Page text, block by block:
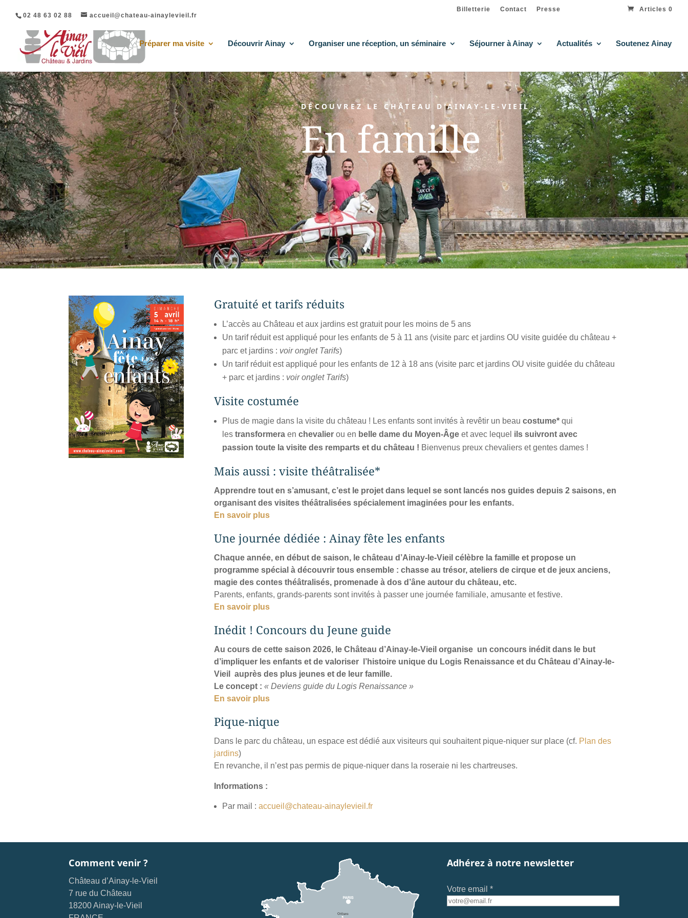
02 48 63 02 88 accueil@chateau-ainaylevieil.fr
Billetterie Contact Presse Articles 0
Préparer ma visite Découvrir Ainay Organiser une réception, un séminaire Séjourner à Ainay Actualités Soutenez Ainay
DÉCOUVREZ LE CHÂTEAU D’AINAY-LE-VIEIL
En famille
Gratuité et tarifs réduits
L’accès au Château et aux jardins est gratuit pour les moins de 5 ans
Un tarif réduit est appliqué pour les enfants de 5 à 11 ans (visite parc et jardins OU visite guidée du château +
parc et jardins : voir onglet Tarifs)
Un tarif réduit est appliqué pour les enfants de 12 à 18 ans (visite parc et jardins OU visite guidée du château
+ parc et jardins : voir onglet Tarifs)
Visite costumée
Plus de magie dans la visite du château ! Les enfants sont invités à revêtir un beau costume* qui
les transformeraen chevalierou en belle dame du Moyen-Âgeet avec lequel ils suivront avec
passion toute la visite des remparts et du château ! Bienvenus preux chevaliers et gentes dames !
Mais aussi : visite théâtralisée*
Apprendre tout en s’amusant, c’est le projet dans lequel se sont lancés nos guides depuis 2 saisons, en
organisant des visites théâtralisées spécialement imaginées pour les enfants.
En savoir plus
Une journée dédiée : Ainay fête les enfants
Chaque année, en début de saison, le château d’Ainay-le-Vieil célèbre la famille et propose un
programme spécial à découvrir tous ensemble : chasse au trésor, ateliers de cirque et de jeux anciens,
magie des contes théâtralisés, promenade à dos d’âne autour du château, etc.
Parents, enfants, grands-parents sont invités à passer une journée familiale, amusante et festive.
En savoir plus
Inédit ! Concours du Jeune guide
Au cours de cette saison 2026, le Château d’Ainay-le-Vieil organise un concours inédit dans le but
d’impliquer les enfants et de valoriser
l’histoire unique du Logis Renaissance et du Château d’Ainay-le-
Vieil
auprès des plus jeunes et de leur famille.
Le concept : « Deviens guide du Logis Renaissance »
En savoir plus
Pique-nique
Dans le parc du château, un espace est dédié aux visiteurs qui souhaitent pique-niquer sur place (cf. Plan des
jardins)
En revanche, il n’est pas permis de pique-niquer dans la roseraie ni les chartreuses.
Informations :
Par mail : accueil@chateau-ainaylevieil.fr
Comment venir ?
Château d’Ainay-le-Vieil
7 rue du Château
18200 Ainay-le-Vieil
Adhérez à notre newsletter
Votre email *